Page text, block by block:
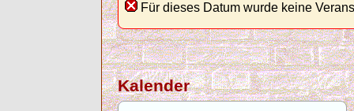
Für dieses Datum wurde keine
Kalender